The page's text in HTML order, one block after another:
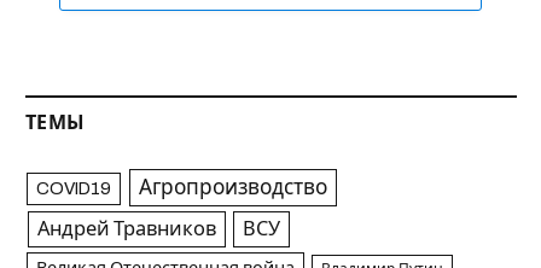
ТЕМЫ
COVID19 Агропроизводство
Андрей Травников ВСУ